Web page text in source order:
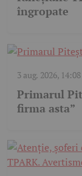
îngropate
3 aug. 2026, 14:08
Primarul
firma asta”